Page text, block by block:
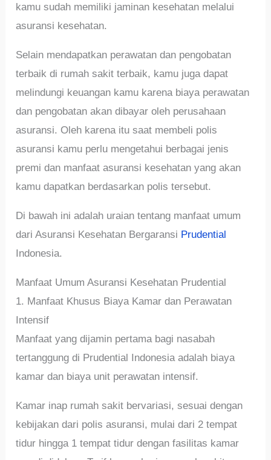
kamu sudah memiliki jaminan kesehatan melalui
asuransi kesehatan.
Selain mendapatkan perawatan dan pengobatan
terbaik di rumah sakit terbaik, kamu juga dapat
melindungi keuangan kamu karena biaya perawatan
dan pengobatan akan dibayar oleh perusahaan
asuransi. Oleh karena itu saat membeli polis
asuransi kamu perlu mengetahui berbagai jenis
premi dan manfaat asuransi kesehatan yang akan
kamu dapatkan berdasarkan polis tersebut.
Di bawah ini adalah uraian tentang manfaat umum
dari Asuransi Kesehatan Bergaransi Prudential
Indonesia.
Manfaat Umum Asuransi Kesehatan Prudential
1. Manfaat Khusus Biaya Kamar dan Perawatan
Intensif
Manfaat yang dijamin pertama bagi nasabah
tertanggung di Prudential Indonesia adalah biaya
kamar dan biaya unit perawatan intensif.
Kamar inap rumah sakit bervariasi, sesuai dengan
kebijakan dari polis asuransi, mulai dari 2 tempat
tidur hingga 1 tempat tidur dengan fasilitas kamar